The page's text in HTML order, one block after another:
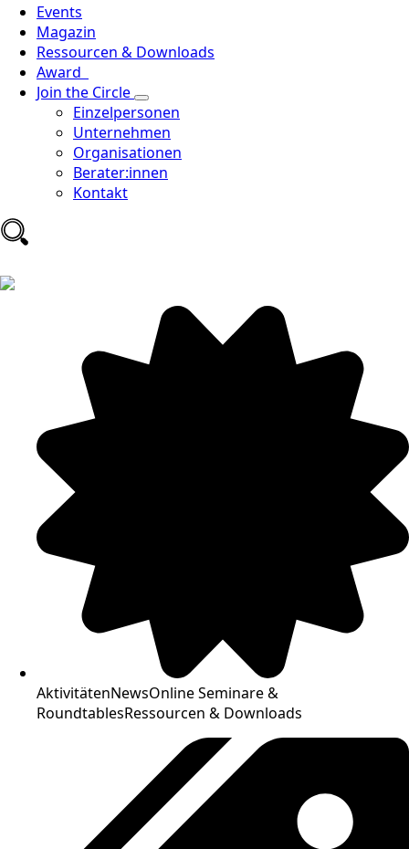
Events
Magazin
Ressourcen & Downloads
Award
Join the Circle
Einzelpersonen
Unternehmen
Organisationen
Berater:innen
Kontakt
AktivitätenNewsOnline Seminare &
RoundtablesRessourcen & Downloads